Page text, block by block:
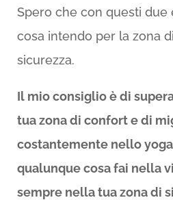
Spero che con questi due
cosa intendo per la zona
sicurezza.
Il mio consiglio è di
tua zona di confort e di
costantemente nello
qualunque cosa fai nella
sempre nella tua zona di